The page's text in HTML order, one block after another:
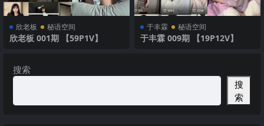
欣老板 秘语空间
欣老板 001期 【59P1V】
​于丰霖 秘语空间
于丰霖 009期 【19P12V】
搜索
搜
索